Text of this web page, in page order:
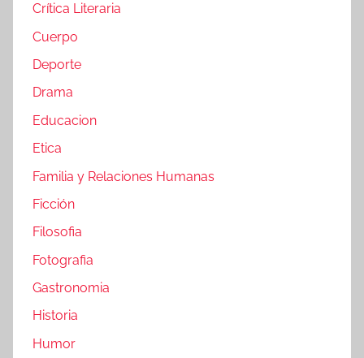
Crítica Literaria
Cuerpo
Deporte
Drama
Educacion
Etica
Familia y Relaciones Humanas
Ficción
Filosofia
Fotografia
Gastronomia
Historia
Humor